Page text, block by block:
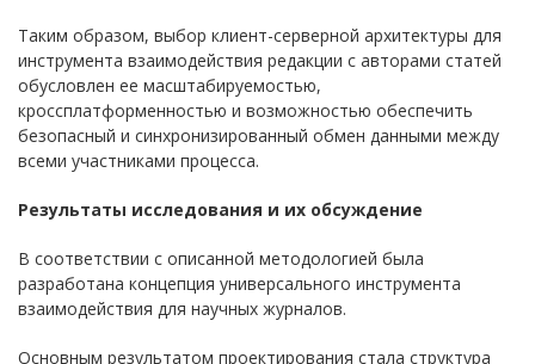
Таким образом, выбор клиент-серверной архитектуры для
инструмента взаимодействия редакции с авторами статей
обусловлен ее масштабируемостью,
кроссплатформенностью и возможностью обеспечить
безопасный и синхронизированный обмен данными между
всеми участниками процесса.
Результаты исследования и их обсуждение
В соответствии с описанной методологией была
разработана концепция универсального инструмента
взаимодействия для научных журналов.
Основным результатом проектирования стала структура